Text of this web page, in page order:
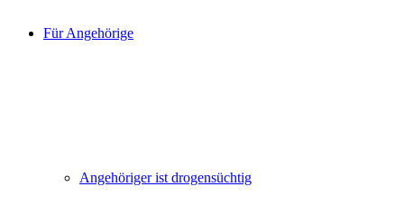
Für Angehörige
Angehöriger ist drogensüchtig